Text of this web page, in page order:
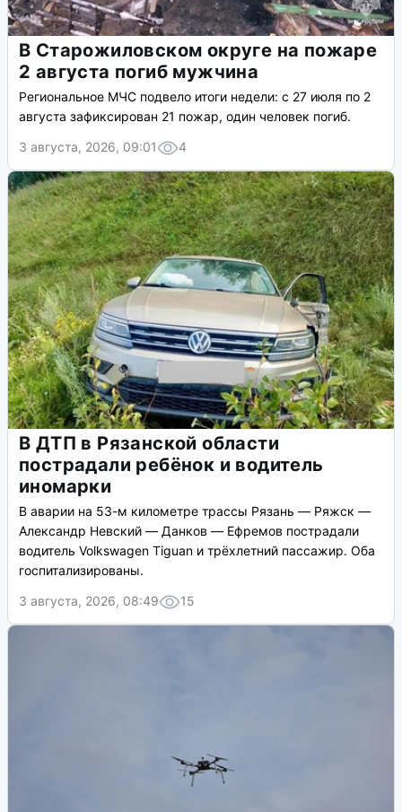
В Старожиловском округе на пожаре
2 августа погиб мужчина
Региональное МЧС подвело итоги недели: с 27 июля по 2
августа зафиксирован 21 пожар, один человек погиб.
3 августа, 2026, 09:01
4
В ДТП в Рязанской области
пострадали ребёнок и водитель
иномарки
В аварии на 53-м километре трассы Рязань — Ряжск —
Александр Невский — Данков — Ефремов пострадали
водитель Volkswagen Tiguan и трёхлетний пассажир. Оба
госпитализированы.
3 августа, 2026, 08:49
15